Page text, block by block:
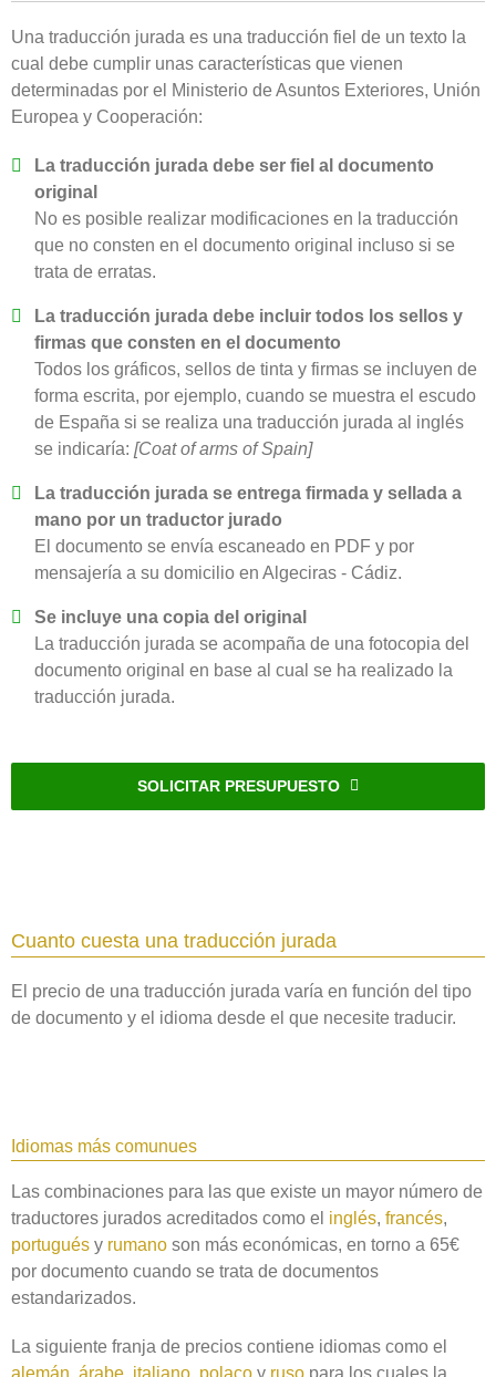
Una traducción jurada es una traducción fiel de un texto la
cual debe cumplir unas características que vienen
determinadas por el Ministerio de Asuntos Exteriores, Unión
Europea y Cooperación:
La traducción jurada debe ser fiel al documento
original
No es posible realizar modificaciones en la traducción
que no consten en el documento original incluso si se
trata de erratas.
La traducción jurada debe incluir todos los sellos y
firmas que consten en el documento
Todos los gráficos, sellos de tinta y firmas se incluyen de
forma escrita, por ejemplo, cuando se muestra el escudo
de España si se realiza una traducción jurada al inglés
se indicaría: [Coat of arms of Spain]
La traducción jurada se entrega firmada y sellada a
mano por un traductor jurado
El documento se envía escaneado en PDF y por
mensajería a su domicilio en Algeciras - Cádiz.
Se incluye una copia del original
La traducción jurada se acompaña de una fotocopia del
documento original en base al cual se ha realizado la
traducción jurada.
SOLICITAR PRESUPUESTO
Cuanto cuesta una traducción jurada
El precio de una traducción jurada varía en función del tipo
de documento y el idioma desde el que necesite traducir.
Idiomas más comunues
Las combinaciones para las que existe un mayor número de
traductores jurados acreditados como el inglés, francés,
portugués y rumano son más económicas, en torno a 65€
por documento cuando se trata de documentos
estandarizados.
La siguiente franja de precios contiene idiomas como el